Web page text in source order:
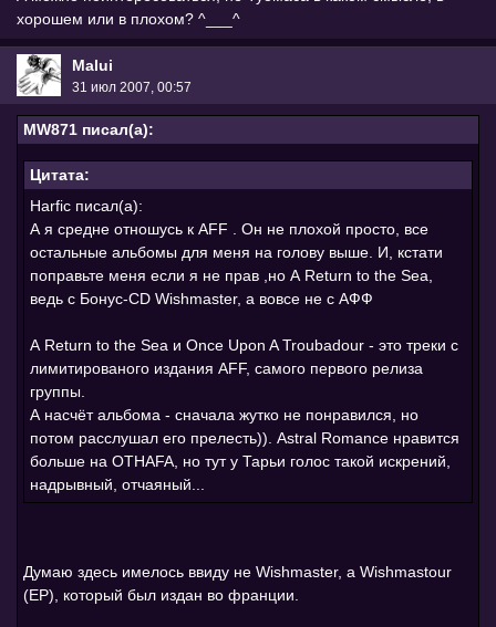
хорошем или в плохом? ^___^
Malui
31 июл 2007, 00:57
MW871 писал(а):
Цитата:
Harfic писал(а):
А я средне отношусь к AFF . Он не плохой просто, все
остальные альбомы для меня на голову выше. И, кстати
поправьте меня если я не прав ,но А Return to the Sea,
ведь с Бонус-CD Wishmaster, а вовсе не с АФФ
А Return to the Sea и Once Upon A Troubadour - это треки с
лимитированого издания AFF, самого первого релиза
группы.
А насчёт альбома - сначала жутко не понравился, но
потом расслушал его прелесть)). Astral Romance нравится
больше на OTHAFA, но тут у Тарьи голос такой искрений,
надрывный, отчаяный...
Думаю здесь имелось ввиду не Wishmaster, а Wishmastour
(EP), который был издан во франции.